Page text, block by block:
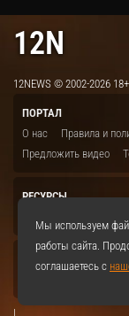
12N
12NEWS © 2002-2026 18+
ПОРТАЛ
О нас
Правила и
Предложить видео
РЕСУРСЫ
|
Мы используем
работы сайта.
соглашаетесь с